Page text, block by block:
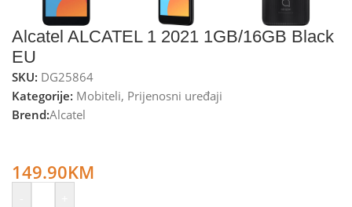
Alcatel ALCATEL 1 2021 1GB/16GB Black
EU
SKU: DG25864
Kategorije: Mobiteli, Prijenosni uređaji
Brend:Alcatel
149.90KM